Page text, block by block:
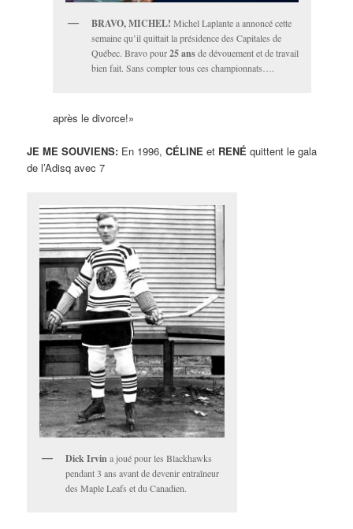
BRAVO, MICHEL! Michel Laplante a annoncé cette
semaine qu’il quittait la présidence des Capitales de
Québec. Bravo pour25 ansde dévouement et de travail
bien fait. Sans compter tous ces championnats….
après le divorce!»
JE ME SOUVIENS: En 1996,CÉLINE et RENÉ quittent le gala
de l’Adisq avec 7
Dick Irvin a joué pour les Blackhawks
pendant 3 ans avant de devenir entraîneur
des Maple Leafs et du Canadien.